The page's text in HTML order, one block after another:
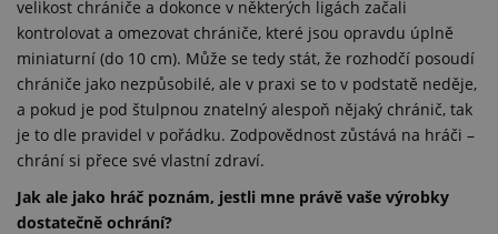
velikost chrániče a dokonce v některých ligách začali
kontrolovat a omezovat chrániče, které jsou opravdu úplně
miniaturní (do 10 cm). Může se tedy stát, že rozhodčí posoudí
chrániče jako nezpůsobilé, ale v praxi se to v podstatě neděje,
a pokud je pod štulpnou znatelný alespoň nějaký chránič, tak
je to dle pravidel v pořádku. Zodpovědnost zůstává na hráči –
chrání si přece své vlastní zdraví.
Jak ale jako hráč poznám, jestli mne právě vaše výrobky
dostatečně ochrání?